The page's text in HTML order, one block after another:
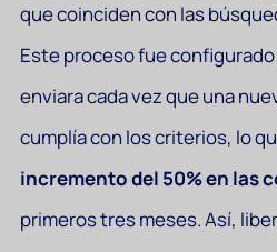
que coinciden con las
Este proceso fue
enviara cada vez que una
cumplía con los criterios, lo
incremento del 50% en las
primeros tres meses. Así,